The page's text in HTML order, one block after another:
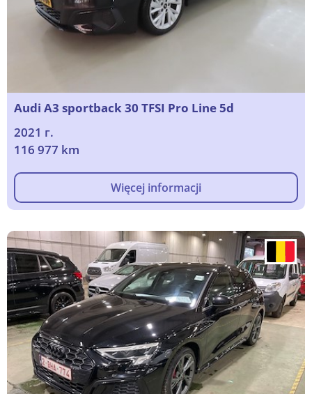
Audi A3 sportback 30 TFSI Pro Line 5d
2021 г.
116 977 km
Więcej informacji